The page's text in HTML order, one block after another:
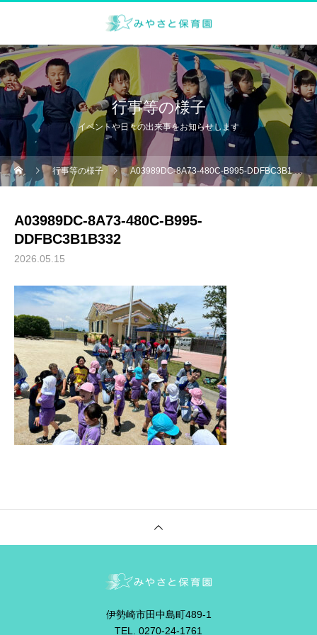
行事等の様子
イベントや日々の出来事をお知らせします
行事等の様子 A03989DC-8A73-480C-B995-DDFBC3B1B332
A03989DC-8A73-480C-B995-
DDFBC3B1B332
2026.05.15
伊勢崎市田中島町489-1
TEL. 0270-24-1761